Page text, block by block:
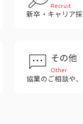
Recruit
新卒・キャリア
その他
Other
協業のご相談や